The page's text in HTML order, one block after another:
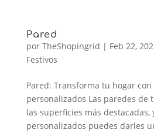
Pared
por TheShopingrid | Feb 22,
Festivos
Pared: Transforma tu hogar con
personalizados Las paredes de
las superficies más destacadas,
personalizados puedes darles